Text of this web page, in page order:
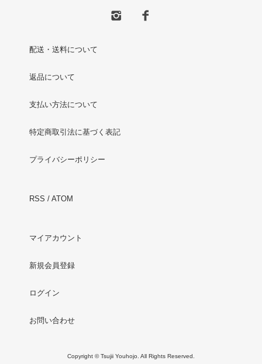
配送・送料について
返品について
支払い方法について
特定商取引法に基づく表記
プライバシーポリシー
RSS / ATOM
マイアカウント
新規会員登録
ログイン
お問い合わせ
Copyright © Tsujii Youhojo. All Rights Reserved.